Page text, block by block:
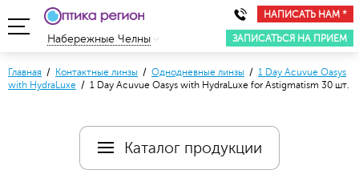
НАПИСАТЬ НАМ *
ЗАПИСАТЬСЯ НА ПРИЕМ
Набережные Челны
Главная / Контактные линзы / Однодневные линзы / 1 Day Acuvue Oasys
with HydraLuxe / 1 Day Acuvue Oasys with HydraLuxe for Аstigmatism 30 шт.
Каталог продукции